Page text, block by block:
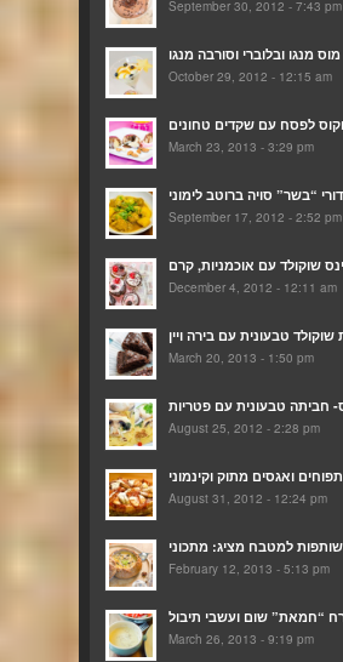
September 30, 2012 - 7:43 pm
October 29, 2012 - 12:15 am
March 23, 2013 - 3:29 pm
September 17, 2012 - 2:52 pm
December 4, 2012 - 12:11 am
March 20, 2013 - 1:50 pm
August 25, 2012 - 2:28 pm
August 31, 2012 - 12:24 pm
February 12, 2013 - 5:13 pm
March 26, 2013 - 9:19 pm